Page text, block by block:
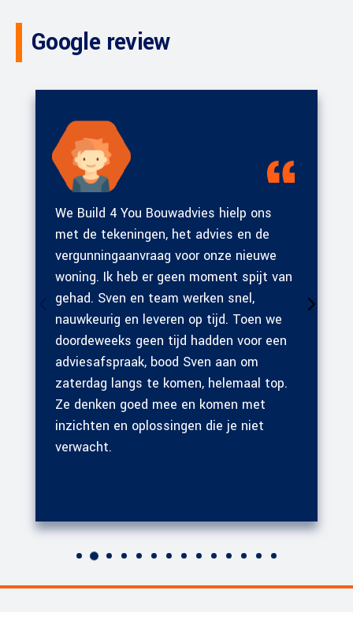
Google review
We Build 4 You Bouwadvies hielp ons
met de tekeningen, het advies en de
vergunningaanvraag voor onze nieuwe
woning. Ik heb er geen moment spijt van
gehad. Sven en team werken snel,
nauwkeurig en leveren op tijd. Toen we
doordeweeks geen tijd hadden voor een
adviesafspraak, bood Sven aan om
zaterdag langs te komen, helemaal top.
Ze denken goed mee en komen met
inzichten en oplossingen die je niet
verwacht.